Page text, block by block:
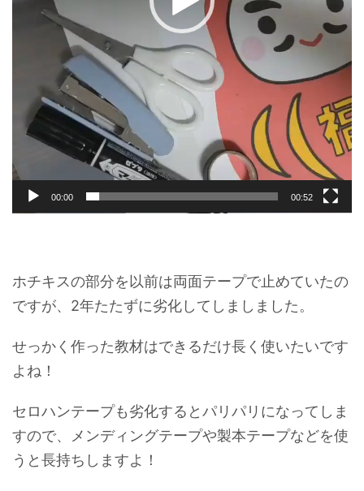
00:00 00:52
ホチキスの部分を以前は両面テープで止めていたの
ですが、2年たたずに劣化してしましました。
せっかく作った教材はできるだけ長く使いたいです
よね！
セロハンテープも劣化するとパリパリになってしま
すので、メンディングテープや製本テープなどを使
うと長持ちしますよ！